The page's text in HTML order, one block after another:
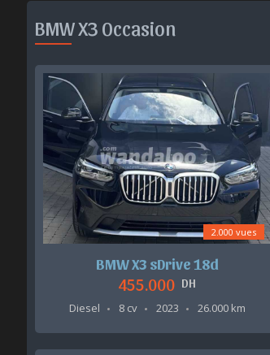
BMW X3 Occasion
2.000 vues
BMW X3 sDrive 18d
455.000 DH
Diesel
8 cv 2023 26.000 km